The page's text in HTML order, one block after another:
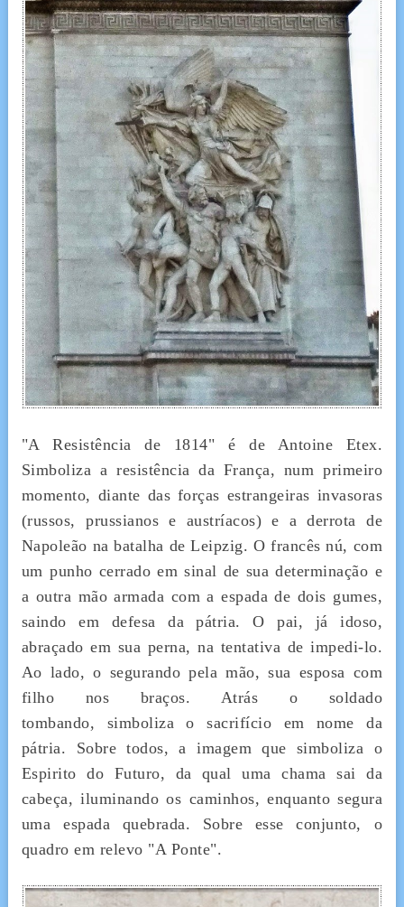
"A Resistência de 1814" é de Antoine Etex.
Simboliza a resistência da França, num primeiro
momento, diante das forças estrangeiras invasoras
(russos, prussianos e austríacos) e a derrota de
Napoleão na batalha de Leipzig. O francês nú, com
um punho cerrado em sinal de sua determinação e
a outra mão armada com a espada de dois gumes,
saindo em defesa da pátria. O pai, já idoso,
abraçado em sua perna, na tentativa de impedi-lo.
Ao lado, o segurando pela mão, sua esposa com
filho nos braços. Atrás o soldado
tombando, simboliza o sacrifício em nome da
pátria. Sobre todos, a imagem que simboliza o
Espirito do Futuro, da qual uma chama sai da
cabeça, iluminando os caminhos, enquanto segura
uma espada quebrada. Sobre esse conjunto, o
quadro em relevo "A Ponte".